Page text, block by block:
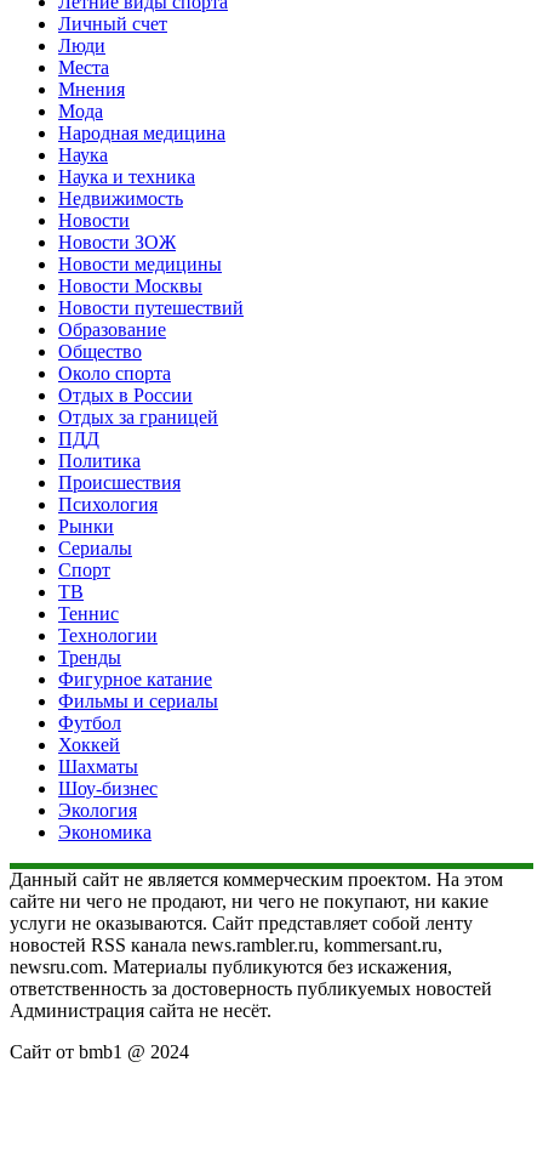
Личный счет
Люди
Места
Мнения
Мода
Народная медицина
Наука
Наука и техника
Недвижимость
Новости
Новости ЗОЖ
Новости медицины
Новости Москвы
Новости путешествий
Образование
Общество
Около спорта
Отдых в России
Отдых за границей
ПДД
Политика
Происшествия
Психология
Рынки
Сериалы
Спорт
ТВ
Теннис
Технологии
Тренды
Фигурное катание
Фильмы и сериалы
Футбол
Хоккей
Шахматы
Шоу-бизнес
Экология
Экономика
Данный сайт не является коммерческим проектом. На этом
сайте ни чего не продают, ни чего не покупают, ни какие
услуги не оказываются. Сайт представляет собой ленту
новостей RSS канала news.rambler.ru, kommersant.ru,
newsru.com. Материалы публикуются без искажения,
ответственность за достоверность публикуемых новостей
Администрация сайта не несёт.
Сайт от bmb1 @ 2024